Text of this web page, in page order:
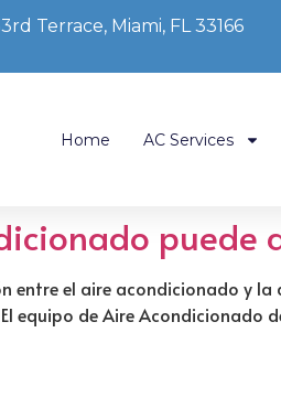
Terrace, Miami, FL 33166
Home AC Services
entre el aire acondicionado y
equipo de Aire Acondicionado